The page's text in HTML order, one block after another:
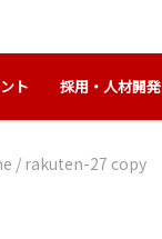
ト 採用・人材開発
/ rakuten-27 copy